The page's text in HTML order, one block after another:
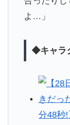
よ…」
◆キャラ